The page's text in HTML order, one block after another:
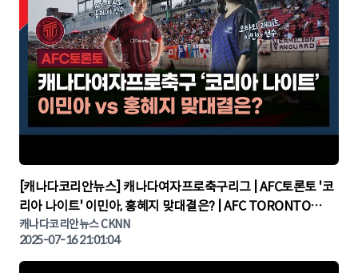
▶
[캐나다코리안뉴스] 캐나다여자프로축구리그 | AFC토론토 '코
리아 나이트' 이민아, 홍혜지 맞대결은? | AFC TORONTO
KOREA NIGHT | 캐나다뉴스 | 토론토뉴스
캐나다코리안뉴스 CKNN
2025-07-16 21:01:04